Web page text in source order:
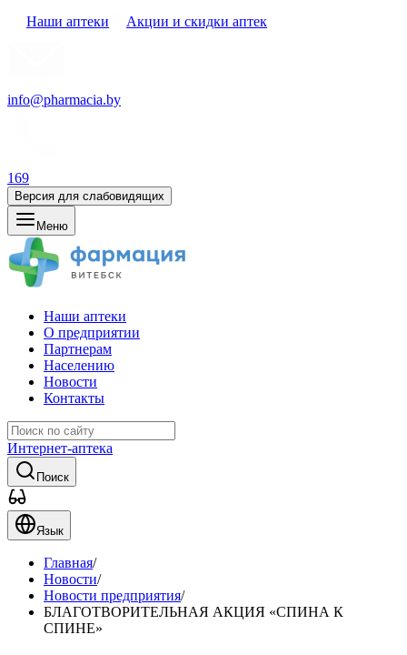
Наши аптеки Акции и скидки аптек
info@pharmacia.by
169
Версия для слабовидящих
Меню
Наши аптеки
О предприятии
Партнерам
Населению
Новости
Контакты
Интернет-аптека
Поиск
Язык
Главная/
Новости/
Новости предприятия/
БЛАГОТВОРИТЕЛЬНАЯ АКЦИЯ «СПИНА К
СПИНЕ»